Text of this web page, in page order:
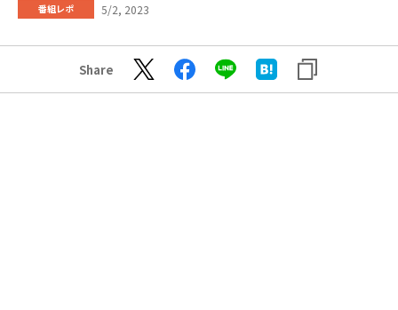
番組レポ 5/2, 2023
Share